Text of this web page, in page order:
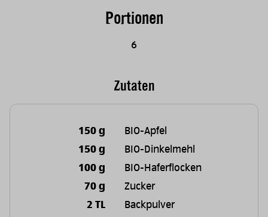
Portionen
6
Zutaten
150 g
BIO-Apfel
150 g
BIO-Dinkelmehl
100 g
BIO-Haferflocken
70 g
Zucker
2 TL
Backpulver